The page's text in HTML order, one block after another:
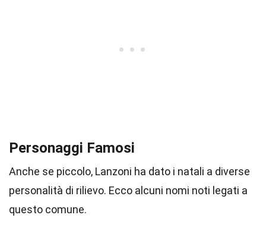
Personaggi Famosi
Anche se piccolo, Lanzoni ha dato i natali a diverse
personalità di rilievo. Ecco alcuni nomi noti legati a
questo comune.